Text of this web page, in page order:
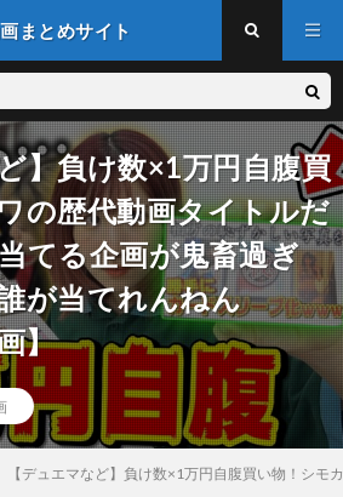
まとめサイト
】負け数×1万円自腹買
の歴代動画タイトルだ
てる企画が鬼畜過ぎ
が当てれんねん
】
【デュエマなど】負け数×1万円自腹買い物！シ